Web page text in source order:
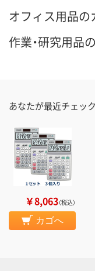
オフィス用品の
作業・研究用品
あなたが最近チェッ
￥8,063（税込）
カゴへ